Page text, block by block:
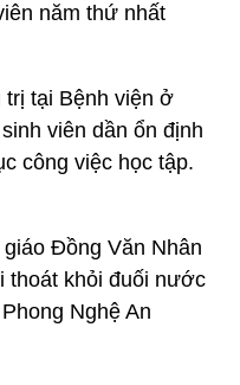
năm thứ nhất
tại Bệnh viện ở
viên dần ổn định
công việc học tập.
Đồng Văn Nhân
thoát khỏi đuối nước
Nghệ An